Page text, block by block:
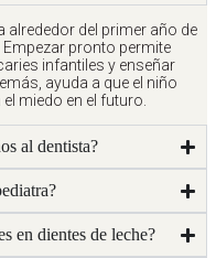
alrededor del primer año de
pronto permite
infantiles y enseñar
ayuda a que el niño
miedo en el futuro.
al dentista?
en dientes de leche?